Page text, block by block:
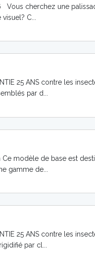
Vous cherchez une
C...
25 ANS contre les
par d...
Ce modèle de base est
gamme de...
25 ANS contre les
par cl...